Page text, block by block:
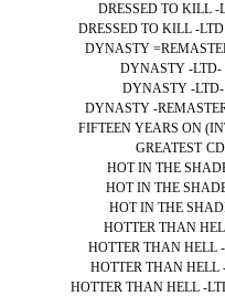
DRESSED TO KILL -
DRESSED TO KILL -
DYNASTY
DYNASTY -LTD-
DYNASTY -LTD-
DYNASTY -
FIFTEEN YEARS ON
GREATEST CD
HOT IN THE
HOT IN THE
HOT IN THE
HOTTER THAN
HOTTER THAN HELL
HOTTER THAN HELL
HOTTER THAN HELL -